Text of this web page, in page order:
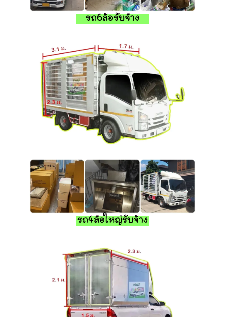
รถ6ล้อรับจ้าง
รถ4ล้อใหญ่รับจ้าง